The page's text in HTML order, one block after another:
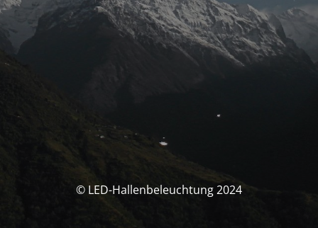
© LED-Hallenbeleuchtung 2024